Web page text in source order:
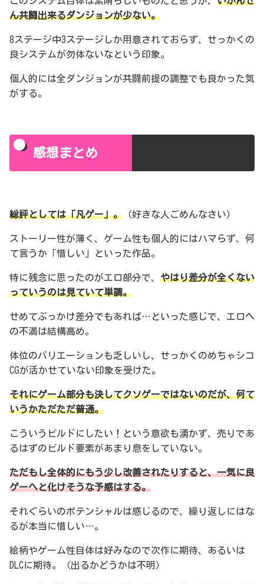
ん共闘出来るダンジョンが少ない。
8ステージ中3ステージしか用意されておらず、せっかくの
良システムが勿体ないなという印象。
個人的には全ダンジョンが共闘前提の調整でも良かった気
がする。
感想まとめ
総評としては「凡ゲー」。 （好きな人ごめんなさい）
ストーリー性が薄く、ゲーム性も個人的にはハマらず、何
て言うか「惜しい」といった作品。
特に残念に思ったのがエロ部分で、 やはり差分が全くない
っていうのは見ていて単調。
せめてぶっかけ差分でもあれば…といった感じで、エロへ
の不満は結構高め。
体位のバリエーションも乏しいし、せっかくのめちゃシコ
CGが活かせていない印象を受けた。
それにゲーム部分も決してクソゲーではないのだが、何て
いうかただただ普通。
こういうビルドにしたい！という意欲も湧かず、売りであ
るはずのビルド要素があまり息をしていない。
ただもし全体的にもう少し改善されたりすると、一気に良
ゲーへと化けそうな予感はする。
それぐらいのポテンシャルは感じるので、繰り返しにはな
るが本当に惜しい…。
絵柄やゲーム性自体は好みなので次作に期待、あるいは
DLCに期待。（出るかどうかは不明）